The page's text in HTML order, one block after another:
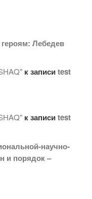
Лебедев
к записиtest
к записиtest
научно-
и порядок –